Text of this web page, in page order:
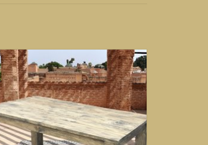
Belgisch BTW nummer, kunnen
BTW van ons.
TOEVOEGEN AAN WINKELWAGEN